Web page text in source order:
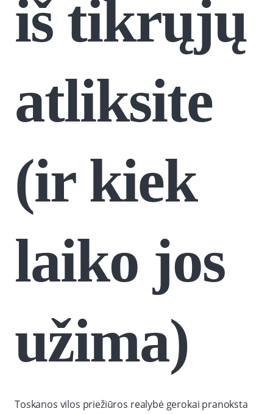
iš tikrųjų
atliksite
(ir kiek
laiko jos
užima)
Toskanos vilos priežiūros realybė gerokai pranoksta